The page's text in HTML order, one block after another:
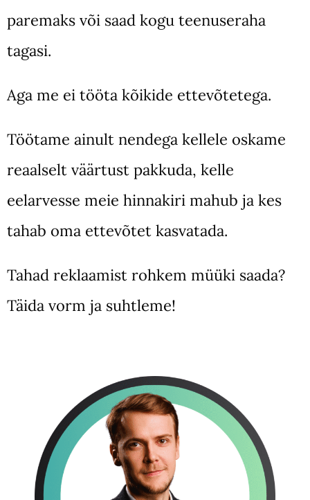
paremaks või saad kogu teenuseraha
tagasi.
Aga me ei tööta kõikide ettevõtetega.
Töötame ainult nendega kellele oskame
reaalselt väärtust pakkuda, kelle
eelarvesse meie hinnakiri mahub ja kes
tahab oma ettevõtet kasvatada.
Tahad reklaamist rohkem müüki saada?
Täida vorm ja suhtleme!